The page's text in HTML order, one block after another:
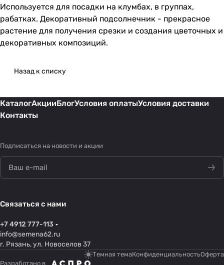
Используется для посадки на клумбах, в группах,
рабатках. Декоративный подсолнечник - прекрасное
растение для получения срезки и создания цветочных и
декоративных композиций.
Назад к списку
КаталогАкцииБлогУсловия оплатыУсловия доставки
Контакты
Подписаться на новости и акции
Связаться с нами
+7 4912 777-113
info@semena62.ru
г. Рязань, ул. Новоселов 37
Темная темаКонфиденциальностьОферта
Разработано в